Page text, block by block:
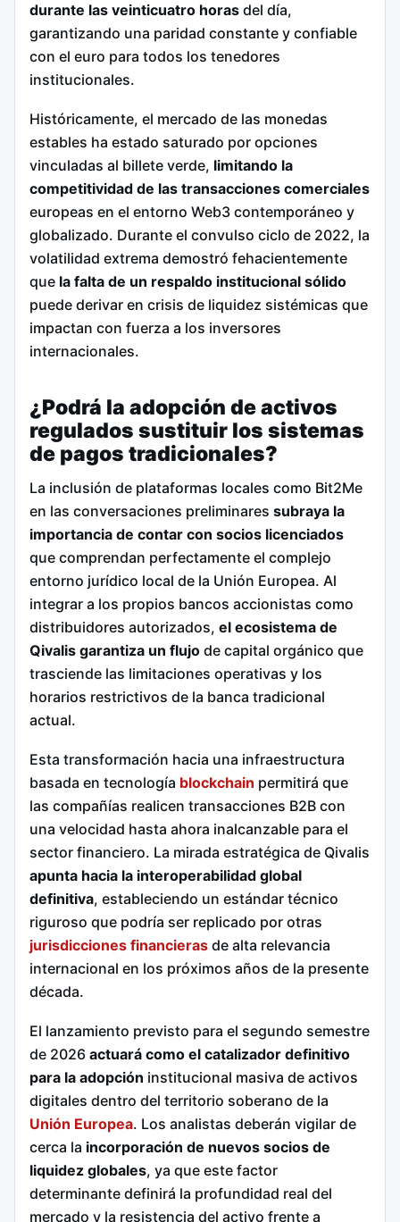
durante las veinticuatro horas del día,
garantizando una paridad constante y confiable
con el euro para todos los tenedores
institucionales.
Históricamente, el mercado de las monedas
estables ha estado saturado por opciones
vinculadas al billete verde, limitando la
competitividad de las transacciones comerciales
europeas en el entorno Web3 contemporáneo y
globalizado. Durante el convulso ciclo de 2022, la
volatilidad extrema demostró fehacientemente
que la falta de un respaldo institucional sólido
puede derivar en crisis de liquidez sistémicas que
impactan con fuerza a los inversores
internacionales.
¿Podrá la adopción de activos
regulados sustituir los sistemas
de pagos tradicionales?
La inclusión de plataformas locales como Bit2Me
en las conversaciones preliminares subraya la
importancia de contar con socios licenciados
que comprendan perfectamente el complejo
entorno jurídico local de la Unión Europea. Al
integrar a los propios bancos accionistas como
distribuidores autorizados, el ecosistema de
Qivalis garantiza un flujo de capital orgánico que
trasciende las limitaciones operativas y los
horarios restrictivos de la banca tradicional
actual.
Esta transformación hacia una infraestructura
basada en tecnología blockchain permitirá que
las compañías realicen transacciones B2B con
una velocidad hasta ahora inalcanzable para el
sector financiero. La mirada estratégica de Qivalis
apunta hacia la interoperabilidad global
definitiva, estableciendo un estándar técnico
riguroso que podría ser replicado por otras
jurisdicciones financieras de alta relevancia
internacional en los próximos años de la presente
década.
El lanzamiento previsto para el segundo semestre
de 2026 actuará como el catalizador definitivo
para la adopción institucional masiva de activos
digitales dentro del territorio soberano de la
Unión Europea. Los analistas deberán vigilar de
cerca la incorporación de nuevos socios de
liquidez globales, ya que este factor
determinante definirá la profundidad real del
mercado y la resistencia del activo frente a